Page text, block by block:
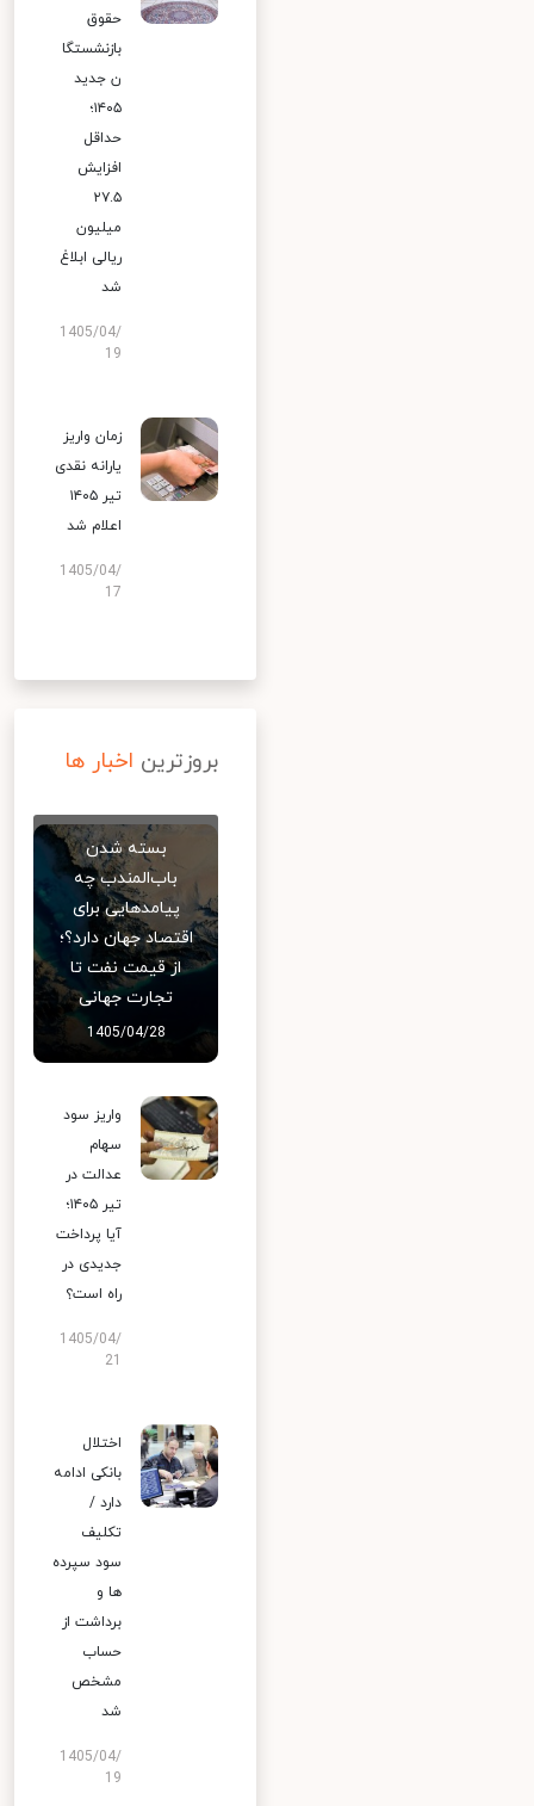
حقوق
بازنشستگا
ن جدید
۱۴۰۵؛
حداقل
افزایش
۲۷.۵
میلیون
ریالی ابلاغ
شد
1405/04/
19
زمان واریز
یارانه نقدی
تیر ۱۴۰۵
اعلام شد
1405/04/
17
بروزترین اخبار ها
بسته شدن
باب‌المندب چه
پیامدهایی برای
اقتصاد جهان دارد؟؛
از قیمت نفت تا
تجارت جهانی
1405/04/28
واریز سود
سهام
عدالت در
تیر ۱۴۰۵؛
آیا پرداخت
جدیدی در
راه است؟
1405/04/
اختلال
بانکی ادامه
دارد /
تکلیف
سود سپرده
ها و
برداشت از
حساب
مشخص
شد
1405/04/
19